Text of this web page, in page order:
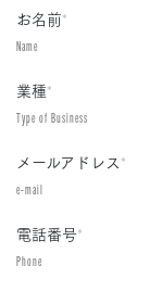
お名前*
Name
業種*
Type of Business
メールアドレス*
e-mail
電話番号*
Phone